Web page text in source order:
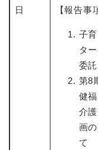
日
【報告事
子
タ
委
第8
健
介
画
て